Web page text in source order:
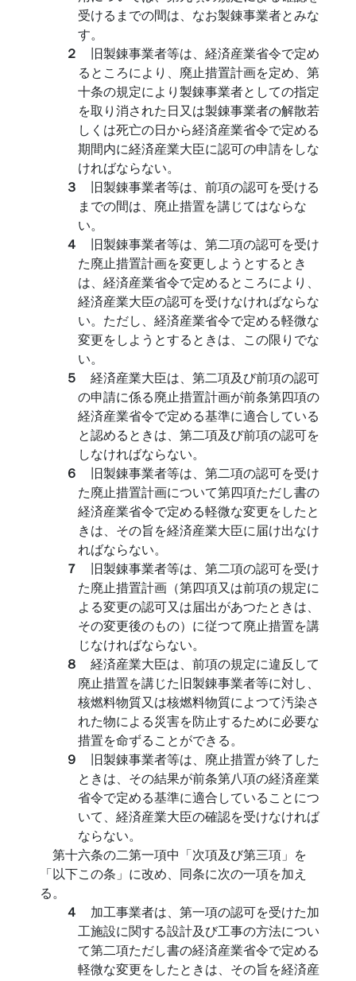
受けるまでの間は、なお製錬事業者とみな
す。
２ 旧製錬事業者等は、経済産業省令で定め
るところにより、廃止措置計画を定め、第
十条の規定により製錬事業者としての指定
を取り消された日又は製錬事業者の解散若
しくは死亡の日から経済産業省令で定める
期間内に経済産業大臣に認可の申請をしな
ければならない。
３ 旧製錬事業者等は、前項の認可を受ける
までの間は、廃止措置を講じてはならな
い。
４ 旧製錬事業者等は、第二項の認可を受け
た廃止措置計画を変更しようとするとき
は、経済産業省令で定めるところにより、
経済産業大臣の認可を受けなければならな
い。ただし、経済産業省令で定める軽微な
変更をしようとするときは、この限りでな
い。
５ 経済産業大臣は、第二項及び前項の認可
の申請に係る廃止措置計画が前条第四項の
経済産業省令で定める基準に適合している
と認めるときは、第二項及び前項の認可を
しなければならない。
６ 旧製錬事業者等は、第二項の認可を受け
た廃止措置計画について第四項ただし書の
経済産業省令で定める軽微な変更をしたと
きは、その旨を経済産業大臣に届け出なけ
ればならない。
７ 旧製錬事業者等は、第二項の認可を受け
た廃止措置計画（第四項又は前項の規定に
よる変更の認可又は届出があつたときは、
その変更後のもの）に従つて廃止措置を講
じなければならない。
８ 経済産業大臣は、前項の規定に違反して
廃止措置を講じた旧製錬事業者等に対し、
核燃料物質又は核燃料物質によつて汚染さ
れた物による災害を防止するために必要な
措置を命ずることができる。
９ 旧製錬事業者等は、廃止措置が終了した
ときは、その結果が前条第八項の経済産業
省令で定める基準に適合していることにつ
いて、経済産業大臣の確認を受けなければ
ならない。
第十六条の二第一項中「次項及び第三項」を
「以下この条」に改め、同条に次の一項を加え
る。
４ 加工事業者は、第一項の認可を受けた加
工施設に関する設計及び工事の方法につい
て第二項ただし書の経済産業省令で定める
軽微な変更をしたときは、その旨を経済産